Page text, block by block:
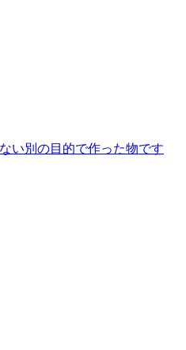
い別の目的で作った物です